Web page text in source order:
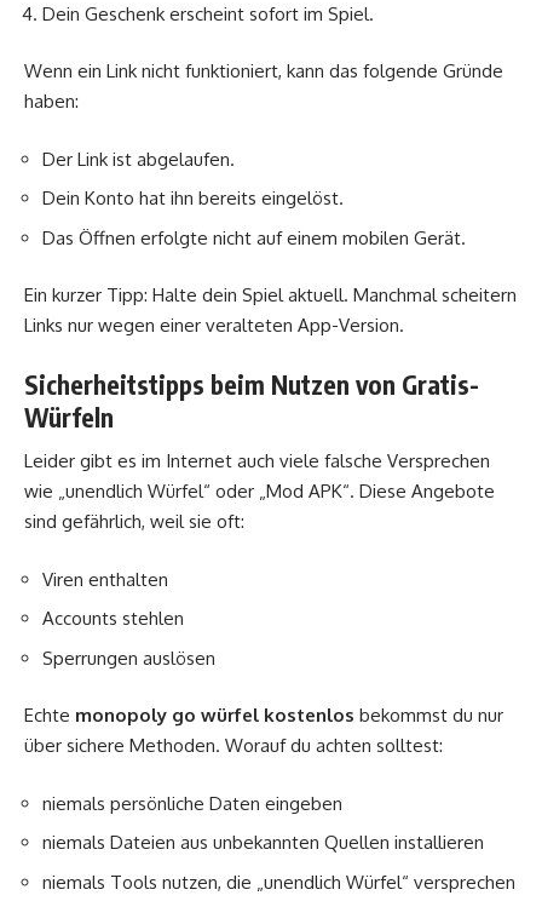
Dein Geschenk erscheint sofort im Spiel.
Wenn ein Link nicht funktioniert, kann das folgende Gründe
haben:
Der Link ist abgelaufen.
Dein Konto hat ihn bereits eingelöst.
Das Öffnen erfolgte nicht auf einem mobilen Gerät.
Ein kurzer Tipp: Halte dein Spiel aktuell. Manchmal scheitern
Links nur wegen einer veralteten App-Version.
Sicherheitstipps beim Nutzen von Gratis-
Würfeln
Leider gibt es im Internet auch viele falsche Versprechen
wie „unendlich Würfel“ oder „Mod APK“. Diese Angebote
sind gefährlich, weil sie oft:
Viren enthalten
Accounts stehlen
Sperrungen auslösen
Echte monopoly go würfel kostenlos bekommst du nur
über sichere Methoden. Worauf du achten solltest:
niemals persönliche Daten eingeben
niemals Dateien aus unbekannten Quellen installieren
niemals Tools nutzen, die „unendlich Würfel“ versprechen